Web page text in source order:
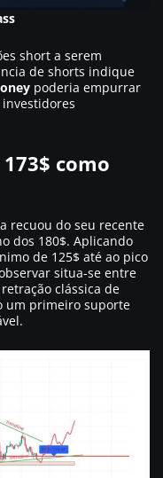
short a serem
de shorts indique
poderia empurrar
como
recuou do seu recente
dos 180$. Aplicando
de 125$ até ao pico
situa-se entre
clássica de
um primeiro suporte